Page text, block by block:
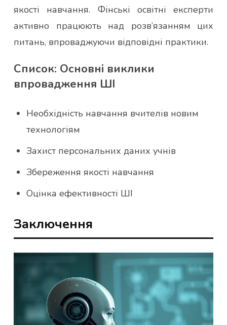
якості навчання. Фінські освітні експерти
активно працюють над розв’язанням цих
питань, впроваджуючи відповідні практики.
Список: Основні виклики
впровадження ШІ
Необхідність навчання вчителів новим
технологіям
Захист персональних даних учнів
Збереження якості навчання
Оцінка ефективності ШІ
Заключення